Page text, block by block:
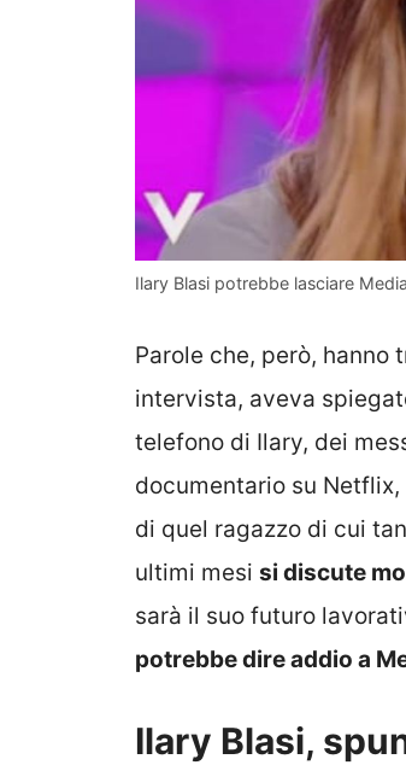
Ilary Blasi potrebbe lasciare
Parole che, però,
intervista, aveva
telefono di Ilary, dei
documentario su
di quel ragazzo di cui
ultimi mesi si discute
sarà il suo futuro
potrebbe dire addio a
Ilary Blasi,